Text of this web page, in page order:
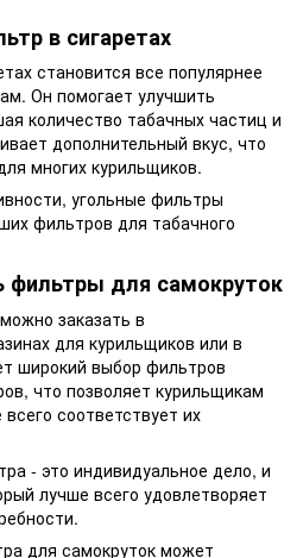
в сигаретах
становится все популярнее
Он помогает улучшить
количество табачных частиц и
дополнительный вкус, что
многих курильщиков.
угольные фильтры
фильтров для табачного
фильтры для самокруток
заказать в
для курильщиков или в
широкий выбор фильтров
что позволяет курильщикам
соответствует их
- это индивидуальное дело, и
лучше всего удовлетворяет
для самокруток может